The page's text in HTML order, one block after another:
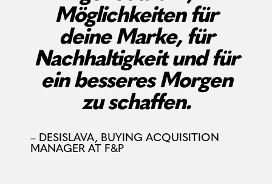
Möglichkeiten für
deine Marke, für
Nachhaltigkeit und für
ein besseres Morgen
zu schaffen.
DESISLAVA, BUYING ACQUISITION
MANAGER AT F&P